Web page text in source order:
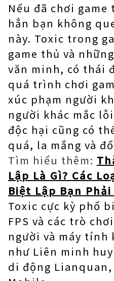
Nếu đã chơi
hẳn bạn không
này. Toxic trong
game thủ và
văn minh, có thái
quá trình chơi
xúc phạm người
người khác mắc
độc hại cũng có
quá, la mắng và
Tìm hiểu thêm:
Lập Là Gì? Các
Biệt Lập Bạn
Toxic cực kỳ phổ
FPS và các trò
người và máy tính
như Liên minh
di động Lianquan,